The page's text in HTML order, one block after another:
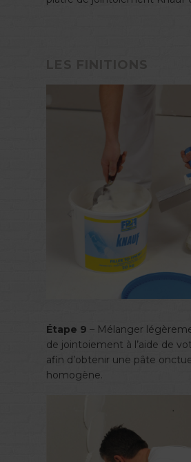
Étape 9 – Mélanger
de jointoiement à l’aide de
afin d’obtenir une pâte
homogène.